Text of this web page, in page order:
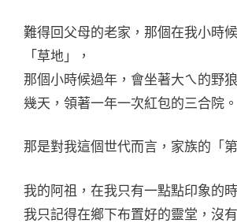
難得回父母的老家，那個在我小時
「草地」，
那個小時候過年，會坐著大ㄟ的野
幾天，領著一年一次紅包的三合院。
那是對我這個世代而言，家族的「
我的阿祖，在我只有一點點印象的
我只記得在鄉下布置好的靈堂，沒